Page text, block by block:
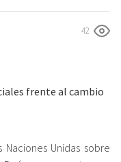
42
frente al cambio
Unidas sobre